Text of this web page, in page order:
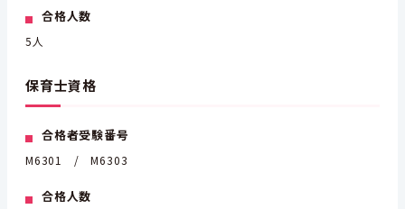
合格人数
5人
保育士資格
合格者受験番号
M6301 / M6303
合格人数